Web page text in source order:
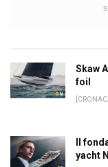
Skaw
foil
Il
yacht